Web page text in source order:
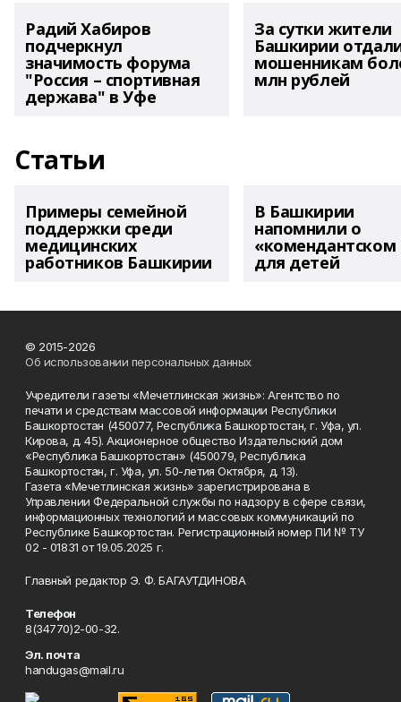
Радий Хабиров
подчеркнул
значимость форума
"Россия – спортивная
держава" в Уфе
За сутки жители
Башкирии
мошенникам
млн рублей
Статьи
Примеры семейной
поддержки среди
медицинских
работников Башкирии
В Башкирии
напомнили о
«комендантском
для детей
© 2015-2026
Об использовании персональных данных
Учредители газеты «Мечетлинская жизнь»: Агентство по
печати и средствам массовой информации Республики
Башкортостан (450077, Республика Башкортостан, г. Уфа, ул.
Кирова, д. 45). Акционерное общество Издательский дом
«Республика Башкортостан» (450079, Республика
Башкортостан, г. Уфа, ул. 50-летия Октября, д. 13).
Газета «Мечетлинская жизнь» зарегистрирована в
Управлении Федеральной службы по надзору в сфере связи,
информационных технологий и массовых коммуникаций по
Республике Башкортостан. Регистрационный номер ПИ № ТУ
02 - 01831 от 19.05.2025 г.
Главный редактор Э. Ф. БАГАУТДИНОВА
Телефон
8(34770)2-00-32.
Эл. почта
handugas@mail.ru